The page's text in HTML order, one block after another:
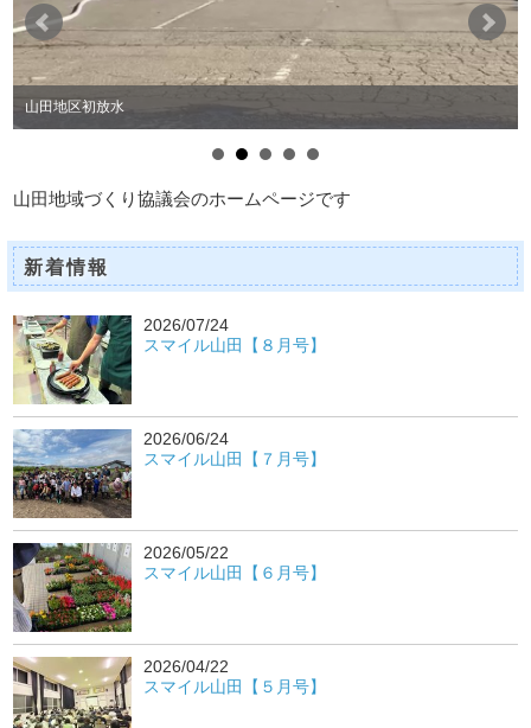
山田地区初放水
山田地域づくり協議会のホームページです
新着情報
2026/07/24
スマイル山田【８月号】
2026/06/24
スマイル山田【７月号】
2026/05/22
スマイル山田【６月号】
2026/04/22
スマイル山田【５月号】